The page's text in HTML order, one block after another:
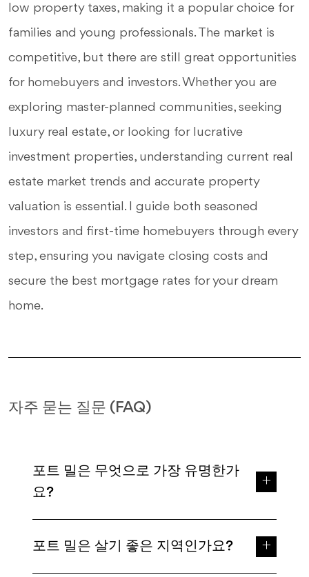
low property taxes, making it a popular choice for
families and young professionals. The market is
competitive, but there are still great opportunities
for homebuyers and investors. Whether you are
exploring master-planned communities, seeking
luxury real estate, or looking for lucrative
investment properties, understanding current real
estate market trends and accurate property
valuation is essential. I guide both seasoned
investors and first-time homebuyers through every
step, ensuring you navigate closing costs and
secure the best mortgage rates for your dream
home.
자주 묻는 질문 (FAQ)
포트 밀은 무엇으로 가장 유명한가
요?
포트 밀은 살기 좋은 지역인가요?